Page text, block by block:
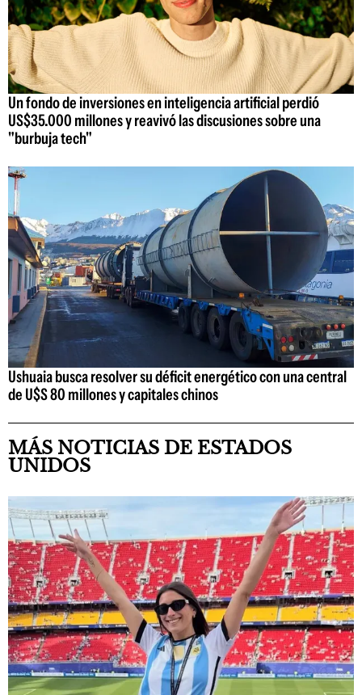
Un fondo de inversiones en inteligencia artificial perdió
US$35.000 millones y reavivó las discusiones sobre una
"burbuja tech"
Ushuaia busca resolver su déficit energético con una central
de U$S 80 millones y capitales chinos
MÁS NOTICIAS DE ESTADOS
UNIDOS